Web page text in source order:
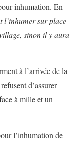
inhumation. En
l’inhumer sur place
sinon il y aura
à l’arrivée de la
d’assurer
à mille et un
l’inhumation de